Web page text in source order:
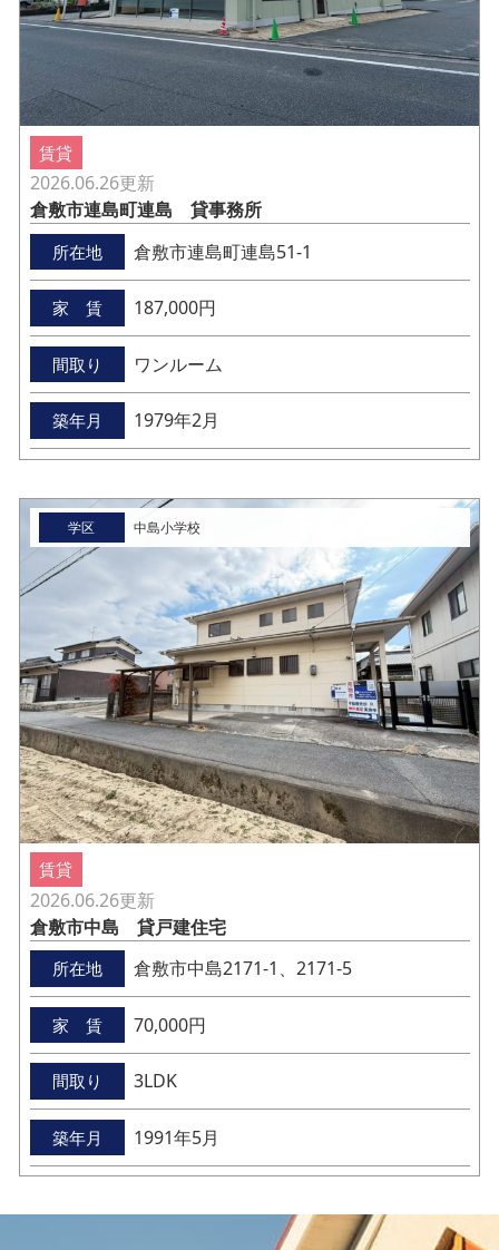
賃貸
2026.06.26更新
倉敷市連島町連島 貸事務所
所在地 倉敷市連島町連島51-1
家 賃 187,000円
間取り ワンルーム
築年月 1979年2月
学区 中島小学校
賃貸
2026.06.26更新
倉敷市中島 貸戸建住宅
所在地 倉敷市中島2171-1、2171-5
家 賃 70,000円
間取り 3LDK
築年月 1991年5月